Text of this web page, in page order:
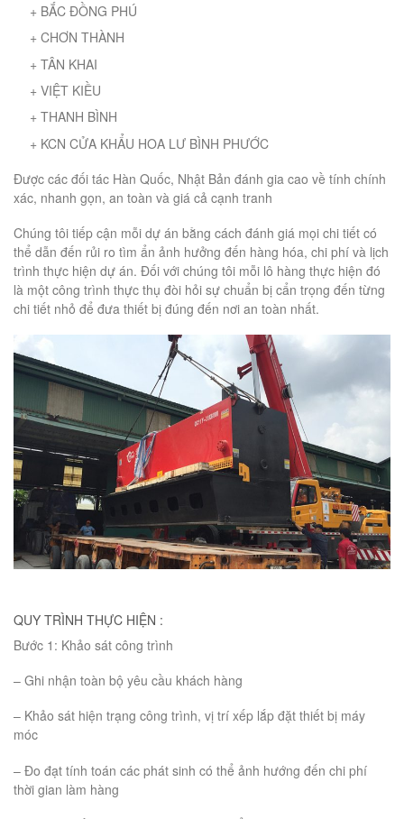
+ BẮC ĐỒNG PHÚ
+ CHƠN THÀNH
+ TÂN KHAI
+ VIỆT KIỀU
+ THANH BÌNH
+ KCN CỬA KHẨU HOA LƯ BÌNH PHƯỚC
Được các đối tác Hàn Quốc, Nhật Bản đánh gia cao về tính chính
xác, nhanh gọn, an toàn và giá cả cạnh tranh
Chúng tôi tiếp cận mỗi dự án bằng cách đánh giá mọi chi tiết có
thể dẫn đến rủi ro tìm ẩn ảnh hưởng đến hàng hóa, chi phí và lịch
trình thực hiện dự án. Đối với chúng tôi mỗi lô hàng thực hiện đó
là một công trình thực thụ đòi hỏi sự chuẩn bị cẩn trọng đến từng
chi tiết nhỏ để đưa thiết bị đúng đến nơi an toàn nhất.
QUY TRÌNH THỰC HIỆN :
Bước 1: Khảo sát công trình
– Ghi nhận toàn bộ yêu cầu khách hàng
– Khảo sát hiện trạng công trình, vị trí xếp lắp đặt thiết bị máy
móc
– Đo đạt tính toán các phát sinh có thể ảnh hướng đến chi phí
thời gian làm hàng